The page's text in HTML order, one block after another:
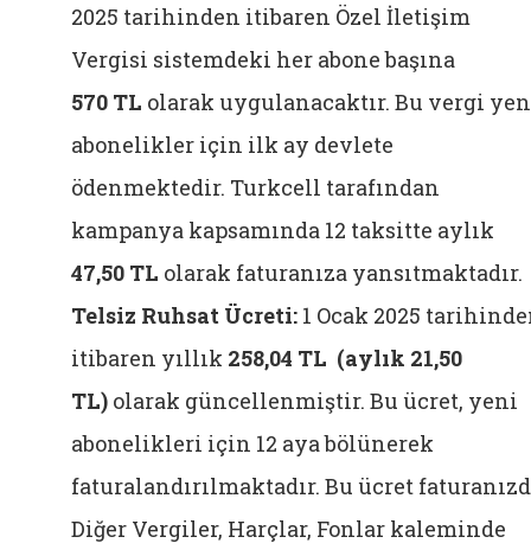
2025 tarihinden itibaren Özel İletişim
Vergisi sistemdeki her abone başına
570 TL olarak uygulanacaktır. Bu vergi
abonelikler için ilk ay devlete
ödenmektedir. Turkcell tarafından
kampanya kapsamında 12 taksitte aylık
47,50 TL olarak faturanıza yansıtmaktadır.
Telsiz Ruhsat Ücreti: 1 Ocak 2025
itibaren yıllık 258,04 TL (aylık 21,50
TL) olarak güncellenmiştir. Bu ücret, yeni
abonelikleri​ için 12 aya bölünerek
faturalandırılmaktadır. Bu ücret
Diğer Vergiler, Harçlar, Fonlar kaleminde